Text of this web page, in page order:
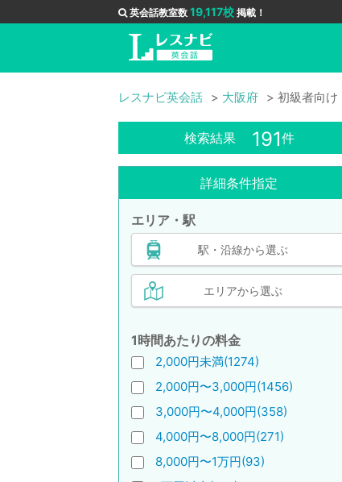
英会話教室数 19,117校 掲載！
レスナビ英会話 大阪府 初級者向け
検索結果 191件
詳細条件指定
エリア・駅
駅・沿線から選ぶ
エリアから選ぶ
1時間あたりの料金
2,000円未満(1274)
2,000円〜3,000円(1456)
3,000円〜4,000円(358)
4,000円〜8,000円(271)
8,000円〜1万円(93)